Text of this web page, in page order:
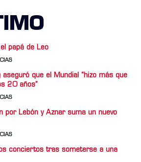
papá de Leo
que el Mundial “hizo más que
20 años”
por Lebón y Aznar suma un nuevo
conciertos tras someterse a una